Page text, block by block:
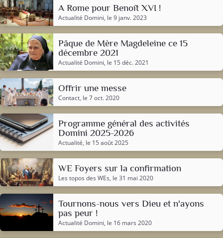
A Rome pour Benoît XVI !
Actualité Domini, le 9 janv. 2023
Pâque de Mère Magdeleine ce 15
décembre 2021
Actualité Domini, le 15 déc. 2021
Offrir une messe
Contact, le 7 oct. 2020
Programme général des activités
Domini 2025-2026
Actualité, le 15 août 2025
WE Foyers sur la confirmation
Les topos des WEs, le 31 mai 2020
Tournons-nous vers Dieu et n'ayons
pas peur !
Actualité Domini, le 16 mars 2020